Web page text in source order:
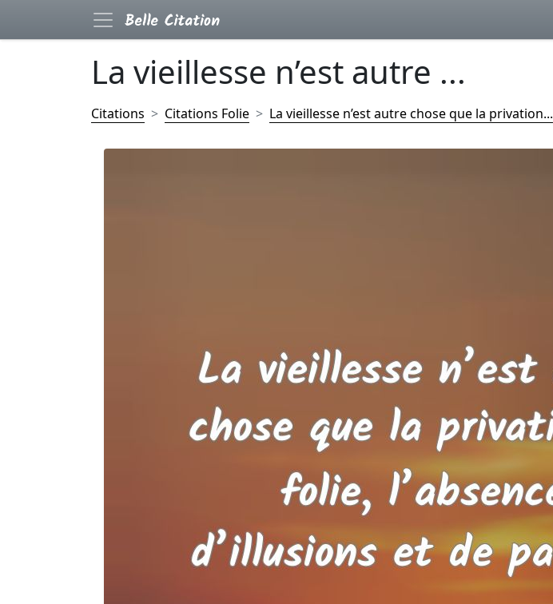
La vieillesse n’est autre ...
Citations Citations Folie La vieillesse n’est autre chose que la privation...